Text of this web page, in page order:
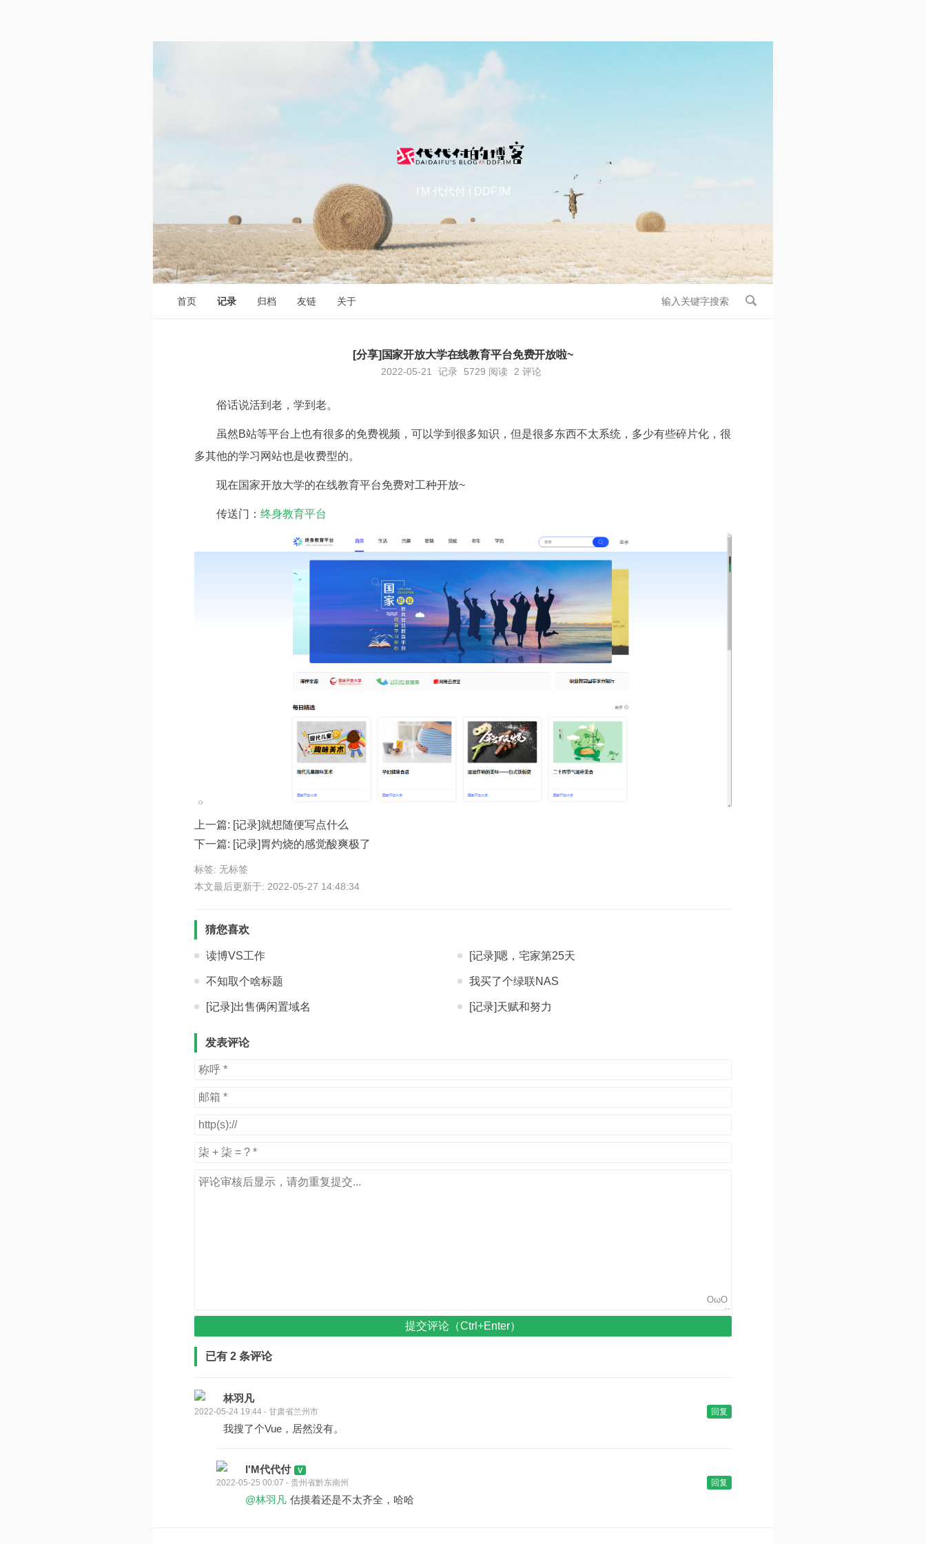
I'M 代代付 | DDF.IM
首页 记录 归档 友链 关于
[分享]国家开放大学在线教育平台免费开放啦~
2022-05-21 记录 5729 阅读 2 评论
俗话说活到老，学到老。
虽然B站等平台上也有很多的免费视频，可以学到很多知识，但是很多东西不太系统，多少有些碎片化，很
多其他的学习网站也是收费型的。
现在国家开放大学的在线教育平台免费对工种开放~
传送门： 终身教育平台
上一篇: [记录]就想随便写点什么
下一篇: [记录]胃灼烧的感觉酸爽极了
标签: 无标签
本文最后更新于: 2022-05-27 14:48:34
猜您喜欢
读博VS工作 [记录]嗯，宅家第25天
不知取个啥标题 我买了个绿联NAS
[记录]出售俩闲置域名 [记录]天赋和努力
发表评论
OωO
提交评论（Ctrl+Enter）
已有 2 条评论
林羽凡
2022-05-24 19:44 - 甘肃省兰州市 回复
我搜了个Vue，居然没有。
I'M代代付
2022-05-25 00:07 - 贵州省黔东南州 回复
@林羽凡 估摸着还是不太齐全，哈哈